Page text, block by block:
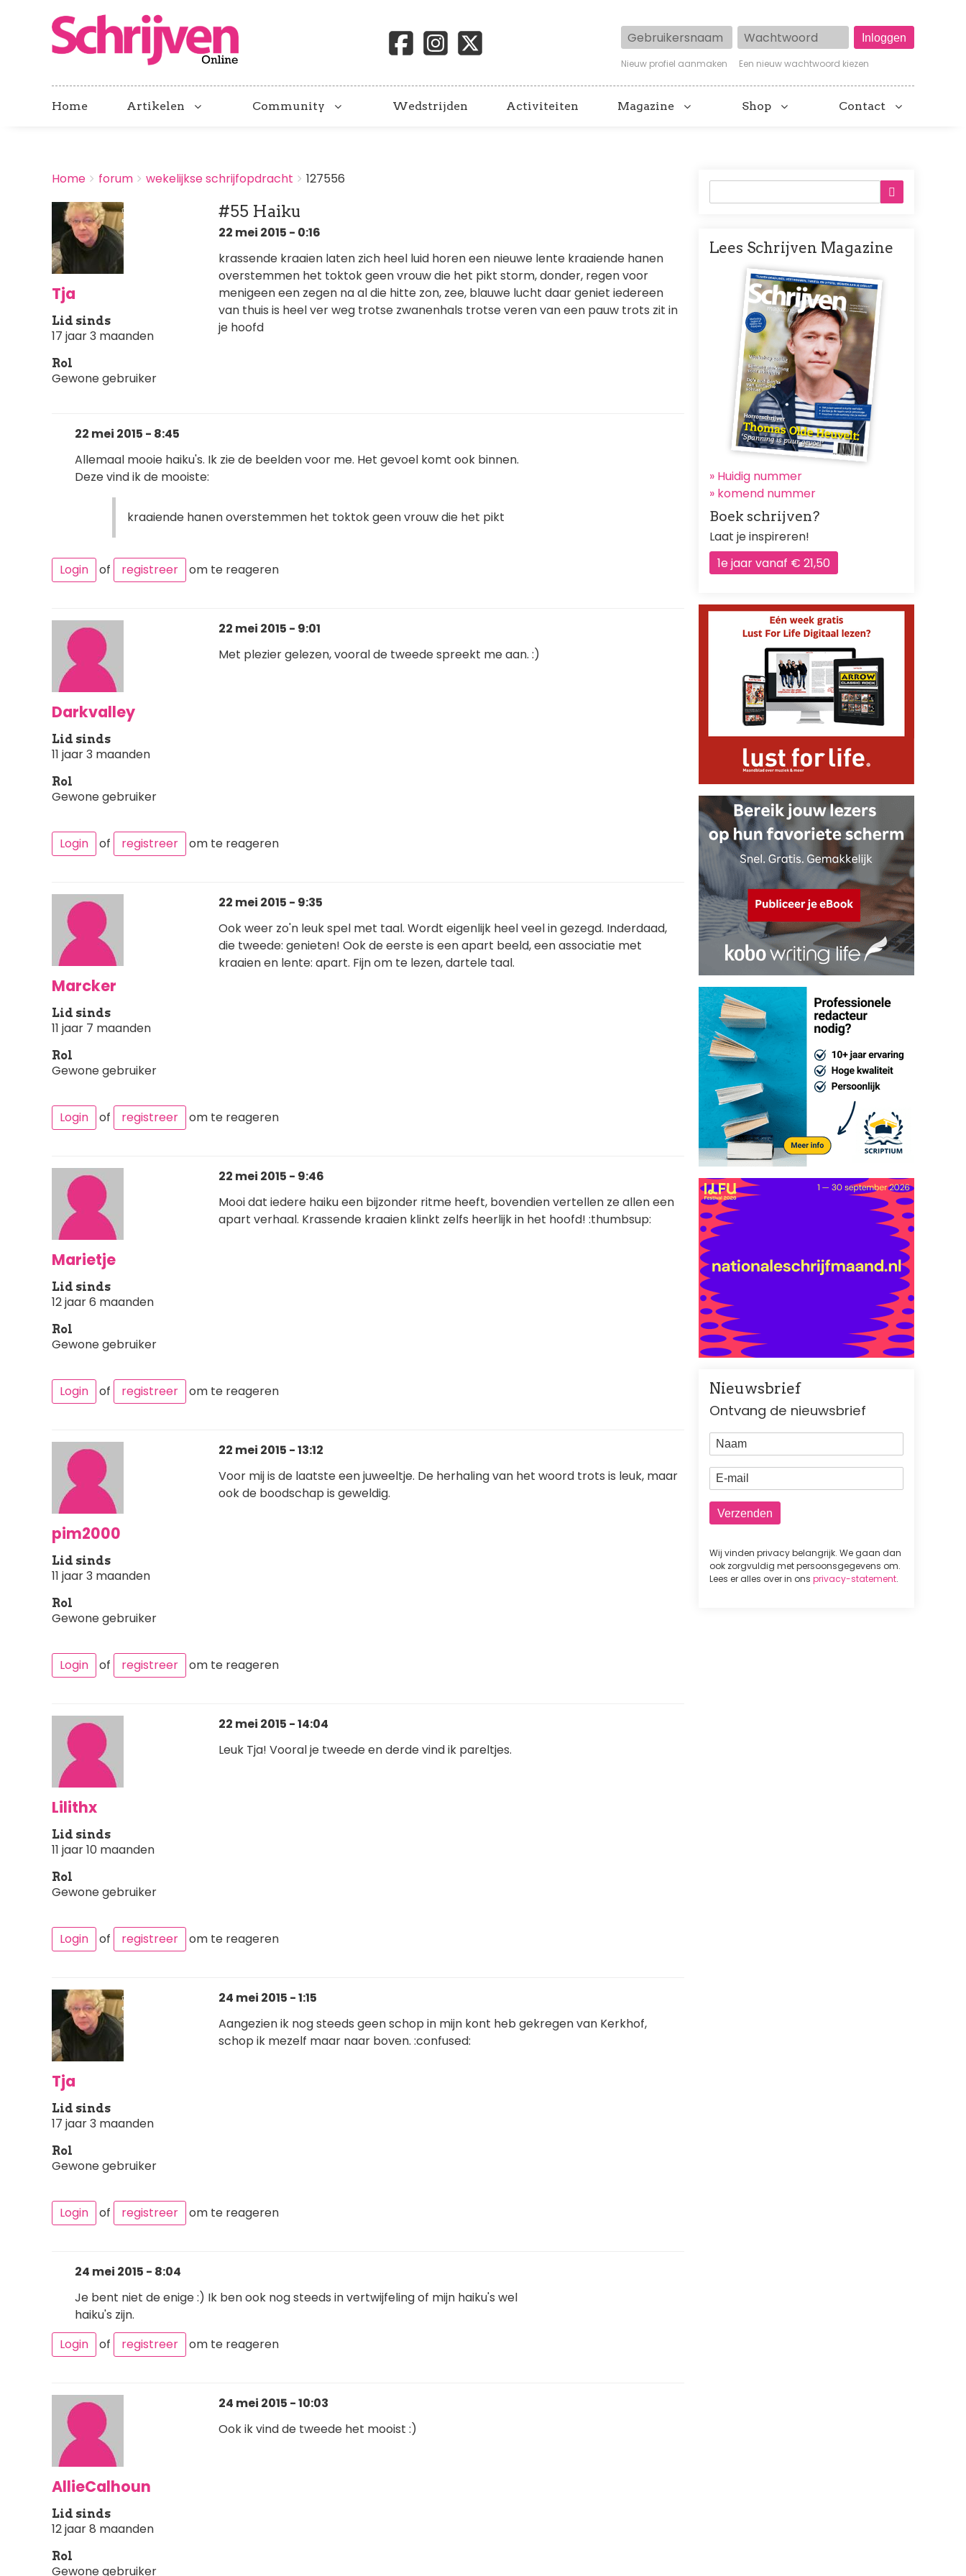
Gebruikersnaam Wachtwoord
Nieuw profiel aanmaken Een nieuw wachtwoord kiezen
Home Artikelen Community Wedstrijden Activiteiten Magazine Shop Contact
BREADCRUMBS
You
here:
Home forum wekelijkse schrijfopdracht 127556
Tja
Lid sinds
17 jaar 3 maanden
Rol
Gewone gebruiker
#55 Haiku
22 mei 2015 - 0:16
krassende kraaien laten zich heel luid horen een nieuwe lente kraaiende hanen
overstemmen het toktok geen vrouw die het pikt storm, donder, regen voor
menigeen een zegen na al die hitte zon, zee, blauwe lucht daar geniet iedereen
van thuis is heel ver weg trotse zwanenhals trotse veren van een pauw trots zit in
je hoofd
22 mei 2015 - 8:45
Allemaal mooie haiku's. Ik zie de beelden voor me. Het gevoel komt ook binnen.
Deze vind ik de mooiste:
kraaiende hanen overstemmen het toktok geen vrouw die het pikt
Login of registreer om te reageren
Darkvalley
Lid sinds
11 jaar 3 maanden
Rol
Gewone gebruiker
22 mei 2015 - 9:01
Met plezier gelezen, vooral de tweede spreekt me aan. :)
Login of registreer om te reageren
Marcker
Lid sinds
11 jaar 7 maanden
Rol
Gewone gebruiker
22 mei 2015 - 9:35
Ook weer zo'n leuk spel met taal. Wordt eigenlijk heel veel in gezegd. Inderdaad,
die tweede: genieten! Ook de eerste is een apart beeld, een associatie met
kraaien en lente: apart. Fijn om te lezen, dartele taal.
Login of registreer om te reageren
Marietje
Lid sinds
12 jaar 6 maanden
Rol
Gewone gebruiker
22 mei 2015 - 9:46
Mooi dat iedere haiku een bijzonder ritme heeft, bovendien vertellen ze allen een
apart verhaal. Krassende kraaien klinkt zelfs heerlijk in het hoofd! :thumbsup:
Login of registreer om te reageren
pim2000
Lid sinds
11 jaar 3 maanden
Rol
Gewone gebruiker
22 mei 2015 - 13:12
Voor mij is de laatste een juweeltje. De herhaling van het woord trots is leuk, maar
ook de boodschap is geweldig.
Login of registreer om te reageren
Lilithx
Lid sinds
11 jaar 10 maanden
Rol
Gewone gebruiker
22 mei 2015 - 14:04
Leuk Tja! Vooral je tweede en derde vind ik pareltjes.
Login of registreer om te reageren
Tja
Lid sinds
17 jaar 3 maanden
Rol
Gewone gebruiker
24 mei 2015 - 1:15
Aangezien ik nog steeds geen schop in mijn kont heb gekregen van Kerkhof,
schop ik mezelf maar naar boven. :confused:
Login of registreer om te reageren
24 mei 2015 - 8:04
Je bent niet de enige :) Ik ben ook nog steeds in vertwijfeling of mijn haiku's wel
haiku's zijn.
Login
of registreer om te reageren
AllieCalhoun
Lid sinds
12 jaar 8 maanden
Rol
Gewone gebruiker
24 mei 2015 - 10:03
Ook ik vind de tweede het mooist :)
Lees Schrijven Magazine
Afbeelding
» Huidig nummer
» komend nummer
Boek schrijven?
Laat je inspireren!
1e jaar vanaf € 21,50
Nieuwsbrief
Ontvang de nieuwsbrief
Naam
E-mail
Wij vinden privacy belangrijk. We gaan dan
ook zorgvuldig met persoonsgegevens om.
Lees er alles over in ons privacy-statement.